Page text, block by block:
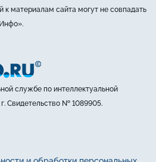
к материалам сайта могут не совпадать
службе по интеллектуальной
Свидетельство № 1089905.